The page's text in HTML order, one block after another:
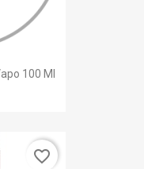
100 Ml
favorite_border